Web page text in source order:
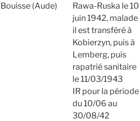
Bouisse (Aude)
Rawa-Ruska le 10
juin 1942, malade
il est transféré à
Kobierzyn, puis à
Lemberg, puis
rapatrié sanitaire
le 11/03/1943
IR pour la période
du 10/06 au
30/08/42